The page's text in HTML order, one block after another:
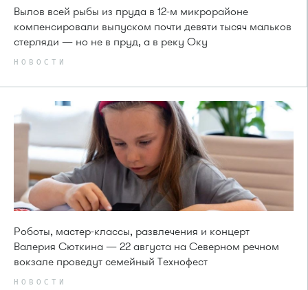
Вылов всей рыбы из пруда в 12-м микрорайоне
компенсировали выпуском почти девяти тысяч мальков
стерляди — но не в пруд, а в реку Оку
НОВОСТИ
Роботы, мастер-классы, развлечения и концерт
Валерия Сюткина — 22 августа на Северном речном
вокзале проведут семейный Технофест
НОВОСТИ